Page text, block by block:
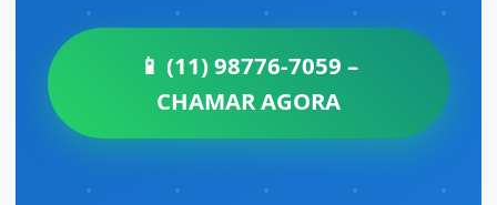
📱 (11) 98776-7059 –
CHAMAR AGORA